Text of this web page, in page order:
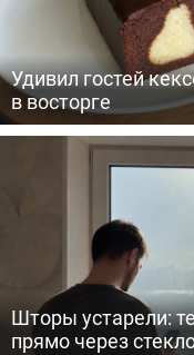
Удивил гостей
в восторге
Шторы устарели:
прямо через